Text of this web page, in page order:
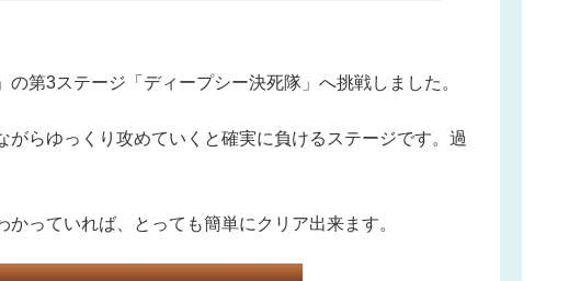
第3ステージ「ディープシー決死隊」へ挑戦しました。
らゆっくり攻めていくと確実に負けるステージです。過
っていれば、とっても簡単にクリア出来ます。